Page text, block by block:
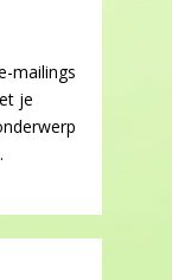
mailings
je